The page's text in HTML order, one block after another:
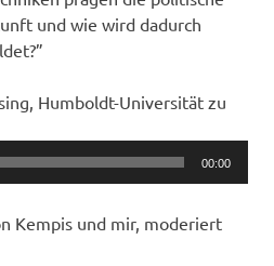
und wie wird dadurch
Humboldt-Universität zu
00:00
Kempis und mir, moderiert